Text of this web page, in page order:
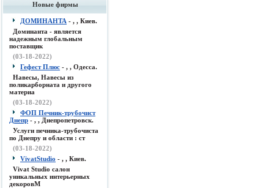
Новые фирмы
ДОМИНАНТА - , , Киев.
Доминанта - является
надежным глобальным
поставщик
(03-18-2022)
Гефест Плюс - , , Одесса.
Навесы, Навесы из
поликарборната и другого
материа
(03-18-2022)
ФОП Печник-трубочист
Днепр - , , Днепропетровск.
Услуги печника-трубочиста
по Днепру и области : ст
(03-18-2022)
VivatStudio - , , Киев.
Vivat Studio салон
уникальных интерьерных
декоровМ